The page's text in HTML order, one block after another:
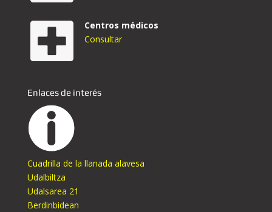
Centros médicos
Consultar
Enlaces de interés
Cuadrilla de la llanada alavesa
Udalbiltza
Udalsarea 21
Berdinbidean